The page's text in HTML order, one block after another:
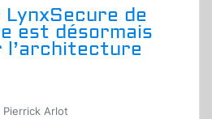
LynxSecure de
est désormais
l’architecture
Pierrick Arlot